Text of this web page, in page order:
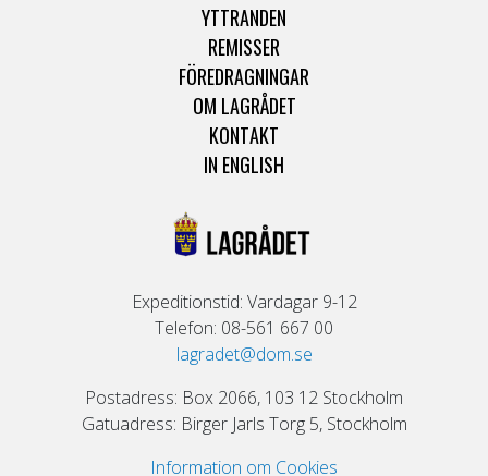
YTTRANDEN
REMISSER
FÖREDRAGNINGAR
OM LAGRÅDET
KONTAKT
IN ENGLISH
Expeditionstid: Vardagar 9-12
Telefon: 08-561 667 00
lagradet@dom.se
Postadress: Box 2066, 103 12 Stockholm
Gatuadress: Birger Jarls Torg 5, Stockholm
Information om Cookies